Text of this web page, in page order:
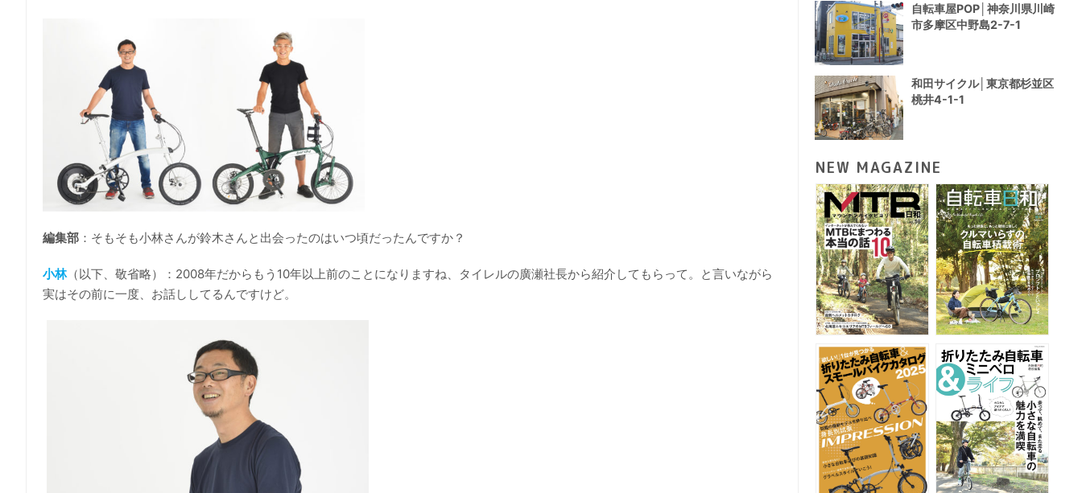
編集部 ：そもそも小林さんが鈴木さんと出会ったのはいつ頃だったんですか？
小林（以下、敬省略）：2008年だからもう10年以上前のことになりますね、タイレルの廣瀬社長から紹介してもらって。と言いながら
実はその前に一度、お話ししてるんですけど。
自転車屋POP│神奈川県川崎
市多摩区中野島2-7-1
和田サイクル│東京都杉並区
桃井4-1-1
NEW MAGAZINE